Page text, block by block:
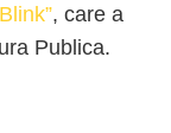
, care a
Publica.